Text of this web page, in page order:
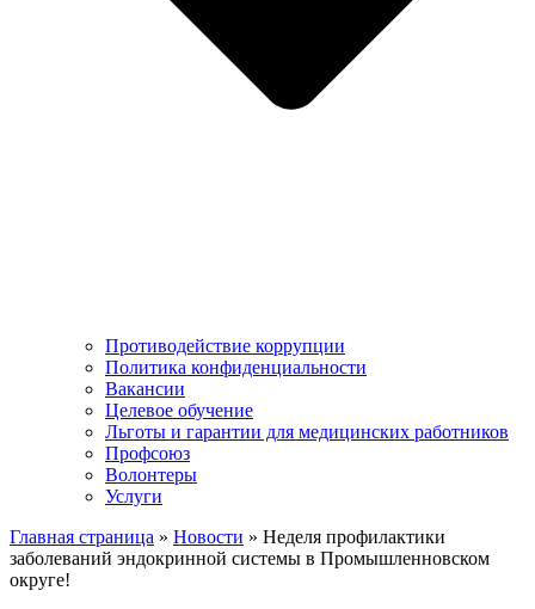
Противодействие коррупции
Политика конфиденциальности
Вакансии
Целевое обучение
Льготы и гарантии для медицинских работников
Профсоюз
Волонтеры
Услуги
Главная страница » Новости » Неделя профилактики
заболеваний эндокринной системы в Промышленновском
округе!